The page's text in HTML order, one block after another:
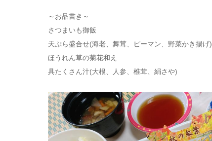
～お品書き～
さつまいも御飯
天ぷら盛合せ(海老、舞茸、ピーマン、野菜かき揚げ)
ほうれん草の菊花和え
具たくさん汁(大根、人参、椎茸、絹さや)